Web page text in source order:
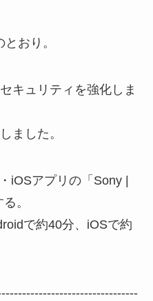
おり。
キュリティを強化しま
ました。
iOSアプリの「Sony |
。
で約40分、iOSで約